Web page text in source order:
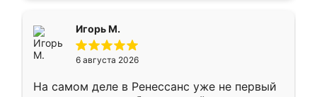
Игорь М.
6 августа 2026
На самом деле в Ренессанс уже не первый